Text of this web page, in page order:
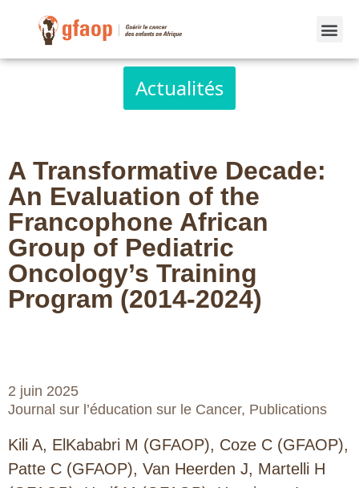
Actualités
A Transformative Decade:
An Evaluation of the
Francophone African
Group of Pediatric
Oncology’s Training
Program (2014-2024)
2 juin 2025
Journal sur l’éducation sur le Cancer, Publications
Kili A, ElKababri M (GFAOP), Coze C (GFAOP),
Patte C (GFAOP), Van Heerden J, Martelli H